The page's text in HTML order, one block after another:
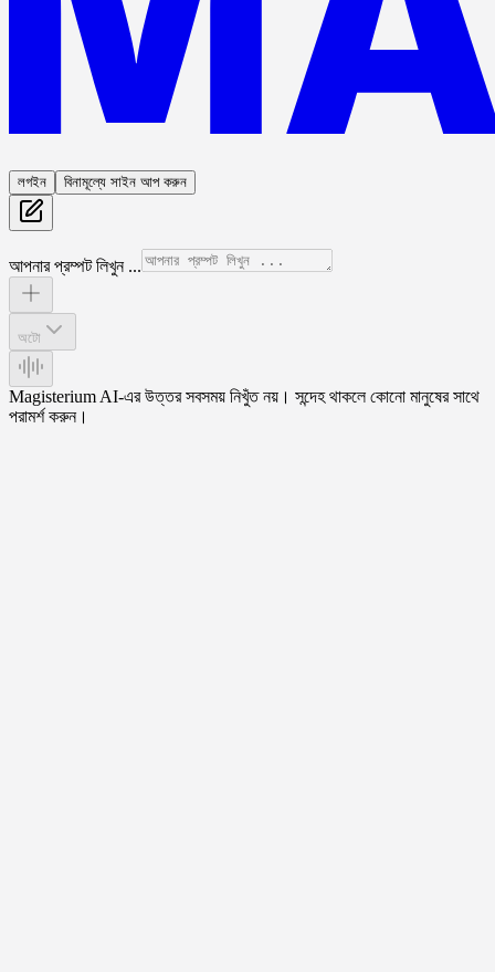
লগইন বিনামূল্যে সাইন আপ করুন
আপনার প্রম্পট লিখুন ...
অটো
Magisterium AI-এর উত্তর সবসময় নিখুঁত নয়। সন্দেহ থাকলে কোনো মানুষের সাথে
পরামর্শ করুন।